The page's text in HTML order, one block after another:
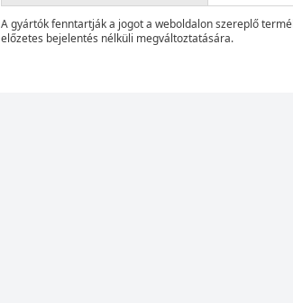
A gyártók fenntartják a jogot a weboldalon szereplő
előzetes bejelentés nélküli megváltoztatására.